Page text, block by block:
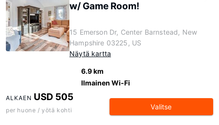
w/ Game Room!
15 Emerson Dr, Center Barnstead, New
Hampshire 03225, US
Näytä kartta
6.9 km
Ilmainen Wi-Fi
ALKAEN USD 505
per huone / yötä kohti Valitse